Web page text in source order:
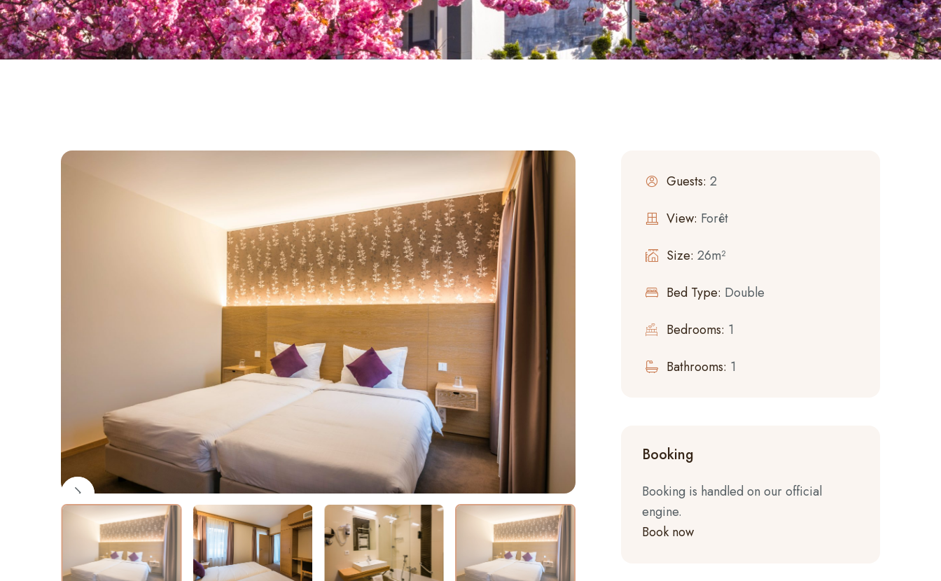
Guests: 2
View: Forêt
Size: 26m²
Bed Type: Double
Bedrooms: 1
Bathrooms: 1
Booking
Booking is handled on our official
engine.
Book now